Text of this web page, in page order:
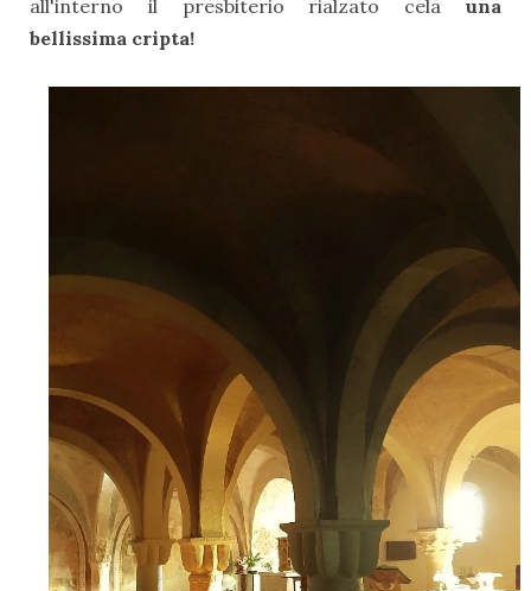
all'interno il presbiterio rialzato cela una
bellissima cripta!